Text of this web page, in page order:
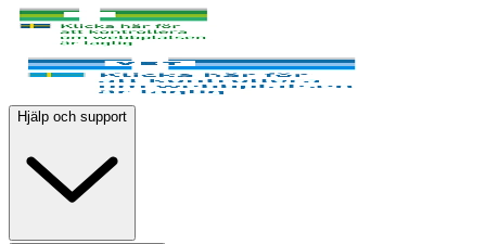
Hjälp och support